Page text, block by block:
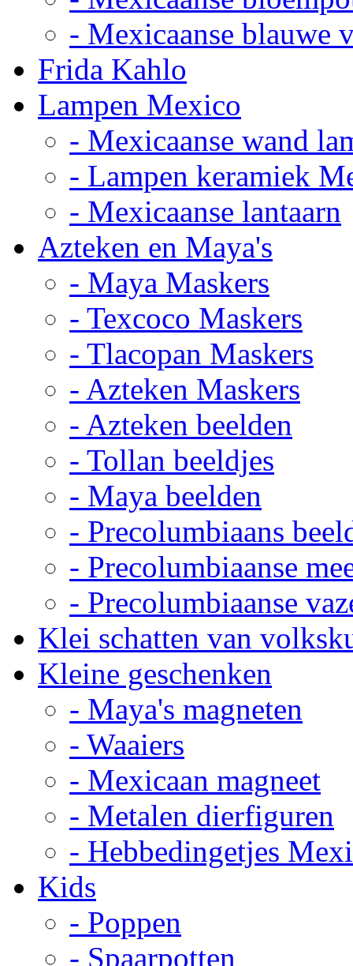
- Mexicaanse blauwe
Frida Kahlo
Lampen Mexico
- Mexicaanse wand
- Lampen keramiek
- Mexicaanse lantaarn
Azteken en Maya's
- Maya Maskers
- Texcoco Maskers
- Tlacopan Maskers
- Azteken Maskers
- Azteken beelden
- Tollan beeldjes
- Maya beelden
- Precolumbiaans
- Precolumbiaanse
- Precolumbiaanse
Klei schatten van
Kleine geschenken
- Maya's magneten
- Waaiers
- Mexicaan magneet
- Metalen dierfiguren
- Hebbedingetjes
Kids
- Poppen
- Spaarpotten